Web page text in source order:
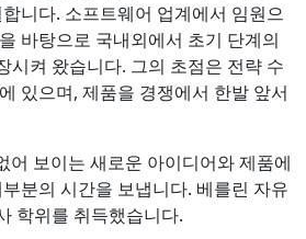
니다. 소프트웨어 업계에서 임원으
바탕으로 국내외에서 초기 단계의
시켜 왔습니다. 그의 초점은 전략 수
있으며, 제품을 경쟁에서 한발 앞서
보이는 새로운 아이디어와 제품에
분의 시간을 보냅니다. 베를린 자유
학위를 취득했습니다.